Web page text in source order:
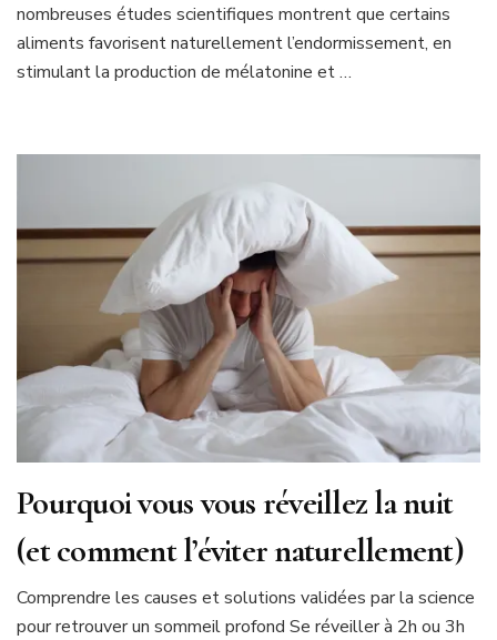
nombreuses études scientifiques montrent que certains
aliments favorisent naturellement l’endormissement, en
stimulant la production de mélatonine et …
Pourquoi vous vous réveillez la nuit
(et comment l’éviter naturellement)
Comprendre les causes et solutions validées par la science
pour retrouver un sommeil profond Se réveiller à 2h ou 3h